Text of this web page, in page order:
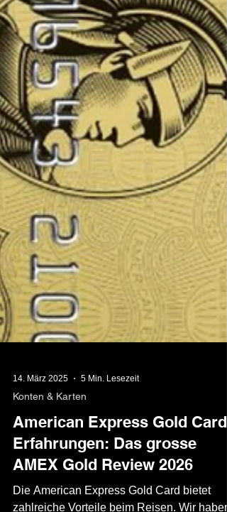
Konten & Karten
American Express Gold Card
Erfahrungen: Das grosse
AMEX Gold Review 2026